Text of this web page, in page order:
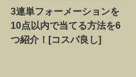
3連単フォーメーションを
10点以内で当てる方法を6
つ紹介！[コスパ良し]